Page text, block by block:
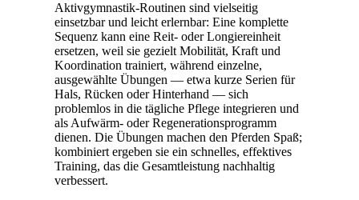
Aktivgymnastik‑Routinen sind vielseitig
einsetzbar und leicht erlernbar: Eine komplette
Sequenz kann eine Reit‑ oder Longiereinheit
ersetzen, weil sie gezielt Mobilität, Kraft und
Koordination trainiert, während einzelne,
ausgewählte Übungen — etwa kurze Serien für
Hals, Rücken oder Hinterhand — sich
problemlos in die tägliche Pflege integrieren und
als Aufwärm‑ oder Regenerationsprogramm
dienen. Die Übungen machen den Pferden Spaß;
kombiniert ergeben sie ein schnelles, effektives
Training, das die Gesamtleistung nachhaltig
verbessert.